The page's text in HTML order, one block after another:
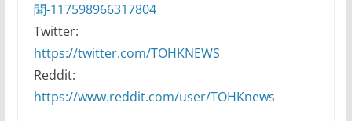
聞-117598966317804
Twitter:
https://twitter.com/TOHKNEWS
Reddit:
https://www.reddit.com/user/TOHKnews